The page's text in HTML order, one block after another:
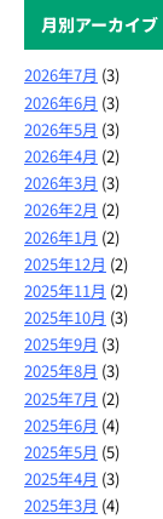
月別アーカイブ
2026年7月 (3)
2026年6月 (3)
2026年5月 (3)
2026年4月 (2)
2026年3月 (3)
2026年2月 (2)
2026年1月 (2)
2025年12月 (2)
2025年11月 (2)
2025年10月 (3)
2025年9月 (3)
2025年8月 (3)
2025年7月 (2)
2025年6月 (4)
2025年5月 (5)
2025年4月 (3)
2025年3月 (4)